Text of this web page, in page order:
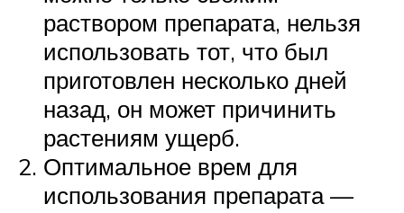
раствором препарата, нельзя
использовать тот, что был
приготовлен несколько дней
назад, он может причинить
растениям ущерб.
Оптимальное врем для
использования препарата —